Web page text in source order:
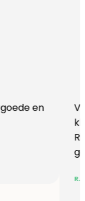
Vlotte
klopte
Rieneke,
gegeven